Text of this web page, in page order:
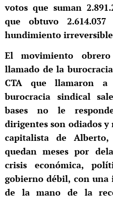
votos que suman
que obtuvo
hundimiento
El movimiento
llamado de la
CTA que llamaron
burocracia sindical
bases no le
dirigentes son odiados
capitalista de
quedan meses por
crisis económica,
gobierno débil, con una
de la mano de la